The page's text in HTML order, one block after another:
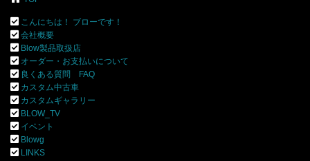
こんにちは！ ブローです！
会社概要
Blow製品取扱店
オーダー・お支払いについて
良くある質問 FAQ
カスタム中古車
カスタムギャラリー
BLOW_TV
イベント
Blowg
LINKS